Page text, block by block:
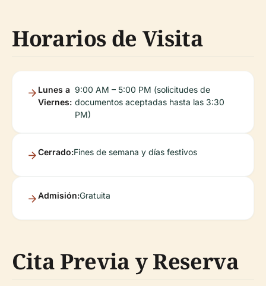
Horarios de Visita
Lunes a
Viernes:
9:00 AM – 5:00 PM (solicitudes de
documentos aceptadas hasta las 3:30
PM)
Cerrado:Fines de semana y días festivos
Admisión:Gratuita
Cita Previa y Reserva